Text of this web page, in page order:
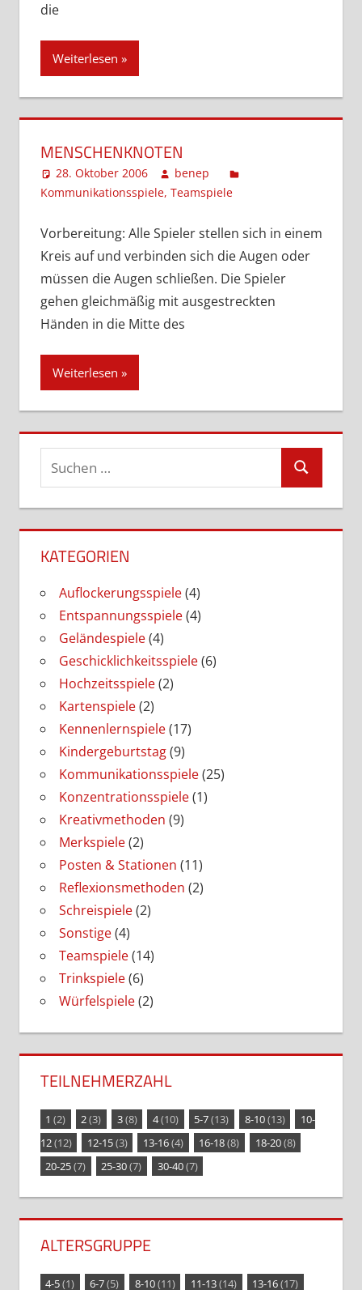
die
Weiterlesen
MENSCHENKNOTEN
28. Oktober 2006
benep
Kommunikationsspiele, Teamspiele
Vorbereitung: Alle Spieler stellen sich in einem
Kreis auf und verbinden sich die Augen oder
müssen die Augen schließen. Die Spieler
gehen gleichmäßig mit ausgestreckten
Händen in die Mitte des
Weiterlesen
Suchen
nach:
Suchen
KATEGORIEN
Auflockerungsspiele(4)
Entspannungsspiele(4)
Geländespiele(4)
Geschicklichkeitsspiele(6)
Hochzeitsspiele(2)
Kartenspiele(2)
Kennenlernspiele(17)
Kindergeburtstag(9)
Kommunikationsspiele(25)
Konzentrationsspiele(1)
Kreativmethoden (9)
Merkspiele(2)
Posten & Stationen (11)
Reflexionsmethoden (2)
Schreispiele(2)
Sonstige(4)
Teamspiele(14)
Trinkspiele(6)
Würfelspiele(2)
TEILNEHMERZAHL
1 (2) 2(3) 3(8) 4(10) 5-7(13) 8-10(13)
10-
12(12) 12-15(3) 13-16(4) 16-18(8) 18-20(8)
20-25(7) 25-30(7) 30-40(7)
ALTERSGRUPPE
4-5(1) 6-7(5) 8-10(11) 11-13(14) 13-16(17)